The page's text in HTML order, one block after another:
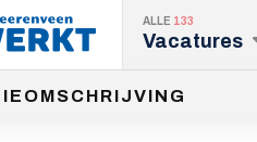
ALLE 133
Vacatures